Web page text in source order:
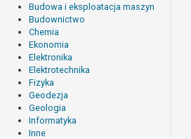
Budowa i eksploatacja maszyn
Budownictwo
Chemia
Ekonomia
Elektronika
Elektrotechnika
Fizyka
Geodezja
Geologia
Informatyka
Inne